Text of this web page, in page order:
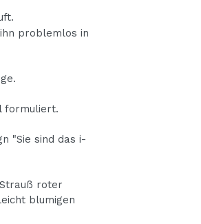
problemlos in
formuliert.
"Sie sind das i-
roter
blumigen